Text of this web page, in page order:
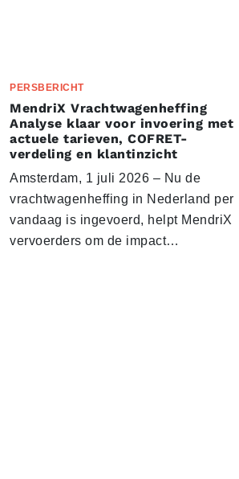
PERSBERICHT
MendriX Vrachtwagenheffing
Analyse klaar voor invoering met
actuele tarieven, COFRET-
verdeling en klantinzicht
Amsterdam, 1 juli 2026 – Nu de
vrachtwagenheffing in Nederland per
vandaag is ingevoerd, helpt MendriX
vervoerders om de impact…